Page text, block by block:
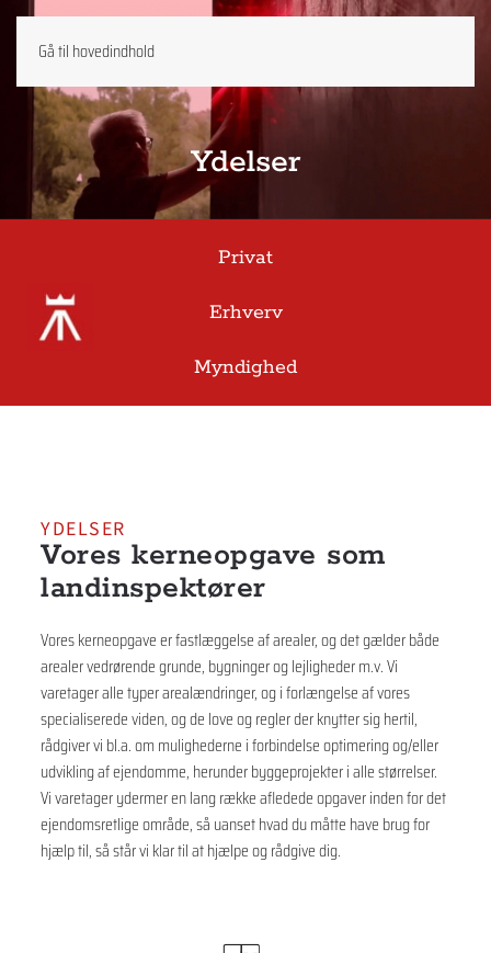
Gå til hovedindhold
Ydelser
Privat
Erhverv
Myndighed
YDELSER
Vores kerneopgave som
landinspektører
Vores kerneopgave er fastlæggelse af arealer, og det gælder både
arealer vedrørende grunde, bygninger og lejligheder m.v. Vi
varetager alle typer arealændringer, og i forlængelse af vores
specialiserede viden, og de love og regler der knytter sig hertil,
rådgiver vi bl.a. om mulighederne i forbindelse optimering og/eller
udvikling af ejendomme, herunder byggeprojekter i alle størrelser.
Vi varetager ydermer en lang række afledede opgaver inden for det
ejendomsretlige område, så uanset hvad du måtte have brug for
hjælp til, så står vi klar til at hjælpe og rådgive dig.